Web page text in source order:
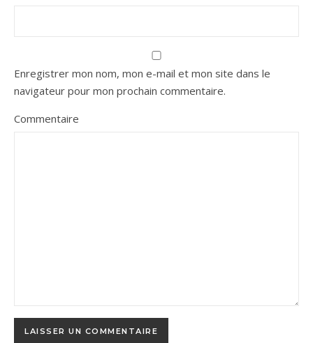
Enregistrer mon nom, mon e-mail et mon site dans le
navigateur pour mon prochain commentaire.
Commentaire